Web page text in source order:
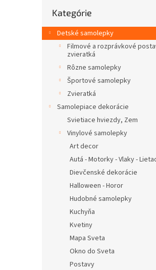
ý
p
kategórie
Kategórie
Detské samolepky
Filmové a rozprávkové
zvieratká
Rôzne samolepky
Športové samolepky
Zvieratká
Samolepiace dekorácie
Svietiace hviezdy, Zem
Vinylové samolepky
Art decor
Autá - Motorky - Vlaky -
Dievčenské dekorácie
Halloween - Horor
Hudobné samolepky
Kuchyňa
Kvetiny
Mapa Sveta
Okno do Sveta
Postavy